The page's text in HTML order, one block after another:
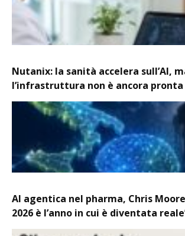
Nutanix: la sanità accelera sull’AI,
l’infrastruttura non è ancora pronta
AI agentica nel pharma, Chris
2026 è l’anno in cui è diventata